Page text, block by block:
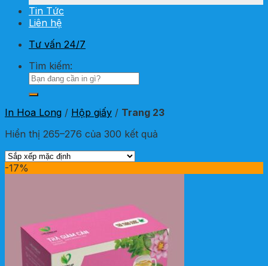
Tin Tức
Liên hệ
Tư vấn 24/7
Tìm kiếm:
In Hoa Long / Hộp giấy / Trang 23
Hiển thị 265–276 của 300 kết quả
-17%